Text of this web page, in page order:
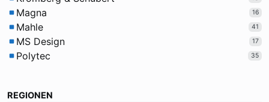
Magna 16
Mahle 41
MS Design 17
Polytec 35
REGIONEN